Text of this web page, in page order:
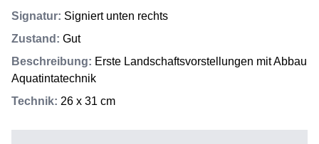
Signatur: Signiert unten rechts
Zustand : Gut
Beschreibung: Erste Landschaftsvorstellungen mit Abbau
Aquatintatechnik
Technik: 26 x 31 cm